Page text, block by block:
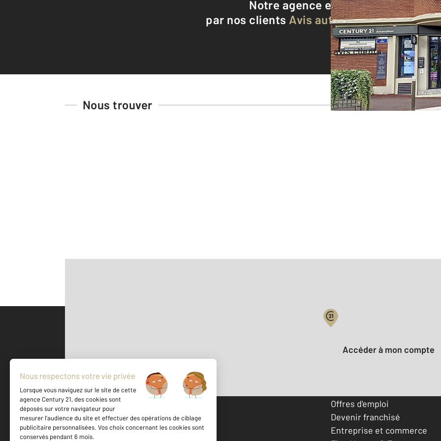
Notre agence est notée8,9/10
par nos clients Avis authentifiés par
Voir tous les avis clients
Nous trouver
500 m ©Mappy
Votre compte :
Accéder à mon compte
Votre agence est notée
Offres d'emploi
Devenir franchisé
Entreprise et commerce